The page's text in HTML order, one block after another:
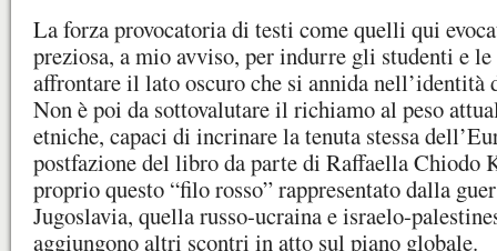
La forza provocatoria di testi come quelli qui
preziosa, a mio avviso, per indurre gli studenti e le
affrontare il lato oscuro che si annida nell’identità
Non è poi da sottovalutare il richiamo al peso
etniche, capaci di incrinare la tenuta stessa
postfazione del libro da parte di Raffaella Chiodo
proprio questo “filo rosso” rappresentato dalla
Jugoslavia, quella russo-ucraina e israelo-
aggiungono altri scontri in atto sul piano globale.